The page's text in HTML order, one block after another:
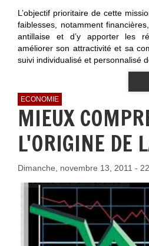
L’objectif prioritaire de cette
faiblesses, notamment
antillaise et d’y apporter les
améliorer son attractivité et sa
suivi individualisé et personnalisé
ECONOMIE
MIEUX
L'ORIGINE DE
Dimanche, novembre 13, 2011 -